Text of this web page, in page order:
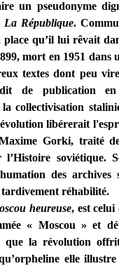
un pseudonyme
La République.
qu’il lui rêvait
mort en 1951 dans
textes dont peu
de publication
la collectivisation
libérerait
Gorki, traité
l’Histoire soviétique.
des archives
réhabilité.
heureuse, est celui
« Moscou » et
que la révolution
elle